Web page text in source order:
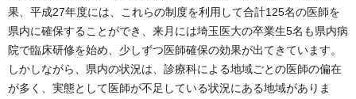
果、平成27年度には、これらの制度を利用して合計125名の医師を
県内に確保することができ、来月には埼玉医大の卒業生5名も県内病
院で臨床研修を始め、少しずつ医師確保の効果が出てきています。
しかしながら、県内の状況は、診療科による地域ごとの医師の偏在
が多く、実態として医師が不足している状況にある地域がありま